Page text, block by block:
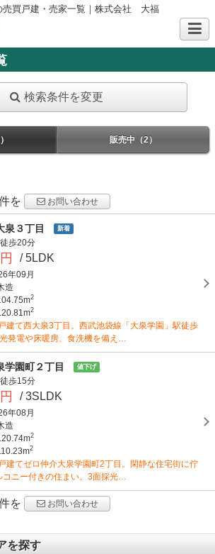
売買戸建・売家一覧｜株式会社 大福
検索条件を変更
販売中（2）
を
お問い合わせ
泉３丁目 新着
徒歩20分
/ 5LDK
年09月
造
2
2
建て西大泉3丁目。西武池袋線「大泉学園」駅徒歩
発電や床暖房、食洗機を備え…
学園町２丁目 値下げ
徒歩15分
/ 3SLDK
年08月
造
2
2
建てゼロ仲介大泉学園町2丁目。閑静な住宅街に佇
ニー付きの住まい。3面採光…
を お問い合わせ
を探す